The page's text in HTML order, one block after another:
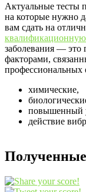
Актуальные тесты
на которые нужно
вам сдать на
заболевания — это
факторами,
профессиональных
химические,
повышенный
действие
Полученные